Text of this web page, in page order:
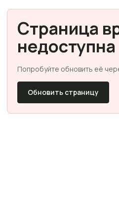
Страница
недоступна
Попробуйте обновить её
Обновить страницу